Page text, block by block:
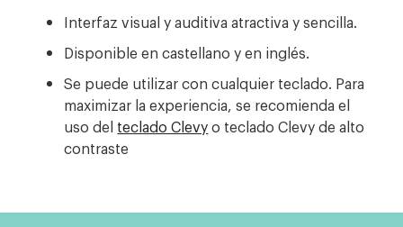
Interfaz visual y auditiva atractiva y sencilla.
Disponible en castellano y en inglés.
Se puede utilizar con cualquier teclado. Para
maximizar la experiencia, se recomienda el
uso del teclado Clevyo teclado Clevy de alto
contraste